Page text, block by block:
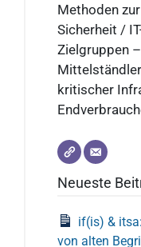
Methoden
Sicherheit /
Zielgruppen
kritischer
Neueste
if(is) &
von alten